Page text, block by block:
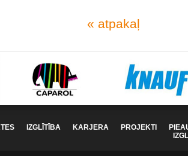
« atpakaļ
IZGLĪTĪBA KARJERA PROJEKTI